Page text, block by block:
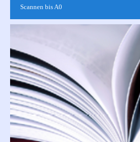
Scannen bis A0
Wir scannen alle Ihre Vorlagen bis zu
(84,1 cm). Egal ob Foto, CAD-Plan, ob